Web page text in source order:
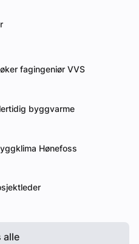
fagingeniør VVS
byggvarme
Hønefoss
alle